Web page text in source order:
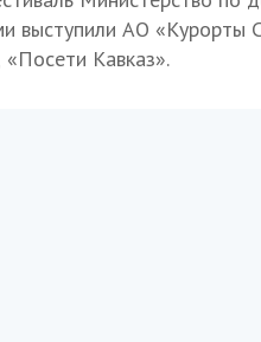
выступили АО «Курорты
Кавказ».